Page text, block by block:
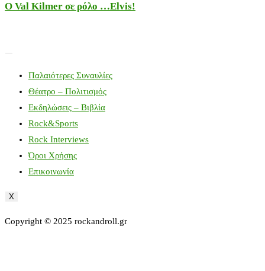
Ο Val Kilmer σε ρόλο …Elvis!
Παλαιότερες Συναυλίες
Θέατρο – Πολιτισμός
Εκδηλώσεις – Βιβλία
Rock&Sports
Rock Interviews
Όροι Χρήσης
Επικοινωνία
X
Copyright © 2025 rockandroll.gr